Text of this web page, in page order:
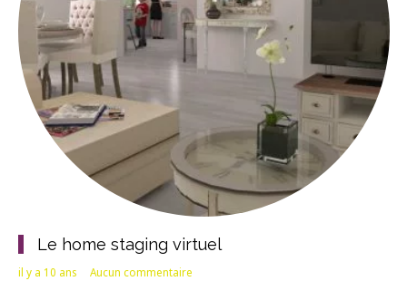
Le home staging virtuel
il y a 10 ans Aucun commentaire